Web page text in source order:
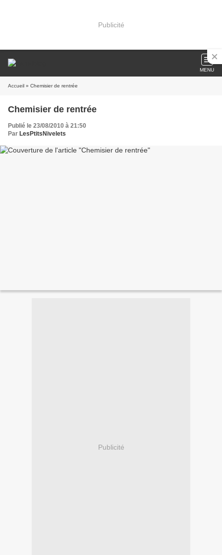
Publicité
MENU
Accueil » Chemisier de rentrée
Chemisier de rentrée
Publié le 23/08/2010 à 21:50
Par LesPtitsNivelets
Publicité